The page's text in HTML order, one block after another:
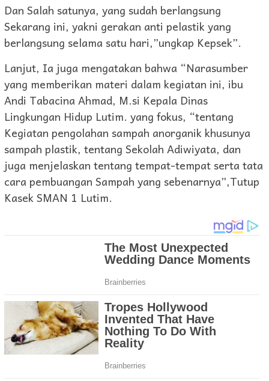
Dan Salah satunya, yang sudah berlangsung
Sekarang ini, yakni gerakan anti pelastik yang
berlangsung selama satu hari,”ungkap Kepsek”.
Lanjut, Ia juga mengatakan bahwa “Narasumber
yang memberikan materi dalam kegiatan ini, ibu
Andi Tabacina Ahmad, M.si Kepala Dinas
Lingkungan Hidup Lutim. yang fokus, “tentang
Kegiatan pengolahan sampah anorganik khusunya
sampah plastik, tentang Sekolah Adiwiyata, dan
juga menjelaskan tentang tempat-tempat serta tata
cara pembuangan Sampah yang sebenarnya”,Tutup
Kasek SMAN 1 Lutim.